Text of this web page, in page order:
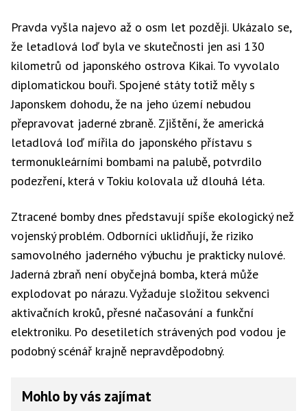
Pravda vyšla najevo až o osm let později. Ukázalo se,
že letadlová loď byla ve skutečnosti jen asi 130
kilometrů od japonského ostrova Kikai. To vyvolalo
diplomatickou bouři. Spojené státy totiž měly s
Japonskem dohodu, že na jeho území nebudou
přepravovat jaderné zbraně. Zjištění, že americká
letadlová loď mířila do japonského přístavu s
termonukleárními bombami na palubě, potvrdilo
podezření, která v Tokiu kolovala už dlouhá léta.
Ztracené bomby dnes představují spíše ekologický než
vojenský problém. Odborníci uklidňují, že riziko
samovolného jaderného výbuchu je prakticky nulové.
Jaderná zbraň není obyčejná bomba, která může
explodovat po nárazu. Vyžaduje složitou sekvenci
aktivačních kroků, přesné načasování a funkční
elektroniku. Po desetiletích strávených pod vodou je
podobný scénář krajně nepravděpodobný.
Mohlo by vás zajímat